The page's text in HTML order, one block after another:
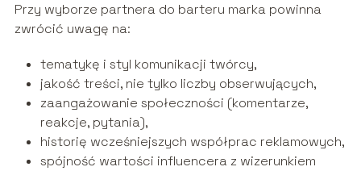
Przy wyborze partnera do barteru marka powinna
zwrócić uwagę na:
tematykę i styl komunikacji twórcy,
jakość treści, nie tylko liczby obserwujących,
zaangażowanie społeczności (komentarze,
reakcje, pytania),
historię wcześniejszych współprac reklamowych,
spójność wartości influencera z wizerunkiem